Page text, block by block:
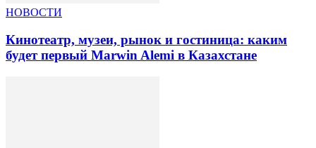
НОВОСТИ
Кинотеатр, музеи, рынок и гостиница: каким
будет первый Marwin Alemi в Казахстане